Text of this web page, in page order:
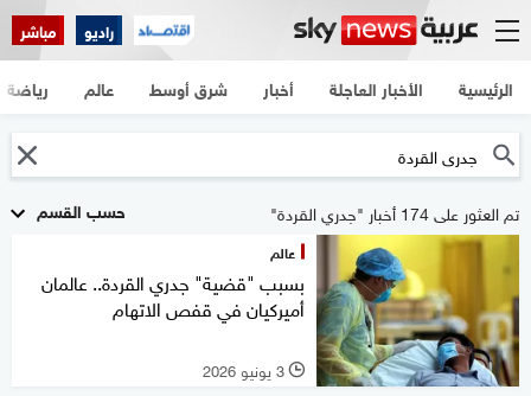
راديو مباشر
الرئيسية الأخبار العاجلة أخبار شرق أوسط عالم رياضة
حسب القسم تم العثور على 174 أخبار "جدري القردة"
عالم
بسبب "قضية" جدري القردة.. عالمان
أميركيان في قفص الاتهام
l 3 يونيو 2026